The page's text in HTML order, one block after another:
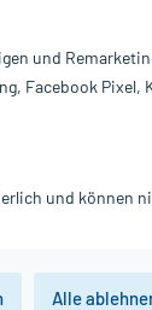
und
Facebook
und können
Alle